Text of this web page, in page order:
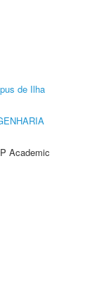
de Ilha
Academic